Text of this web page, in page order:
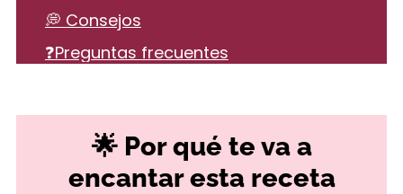
💭 Consejos
❓Preguntas frecuentes
Cómo Hacer Salsa Chimichurri
🌟 Por qué te va a
encantar esta receta